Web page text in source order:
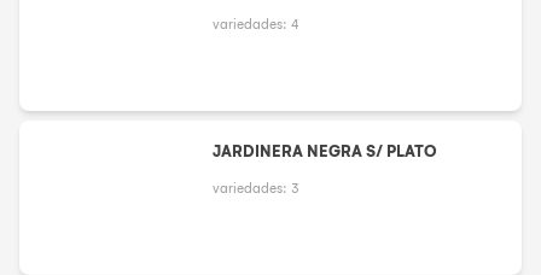
variedades: 4
JARDINERA NEGRA S/ PLATO
variedades: 3